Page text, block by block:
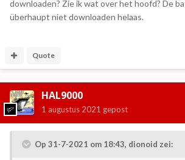
downloaden? Zie ik wat over het hoofd? De
überhaupt niet downloaden helaas.
Quote
HAL9000
1 augustus 2021 gepost
Op 31-7-2021 om 18:43, dionoid zei: